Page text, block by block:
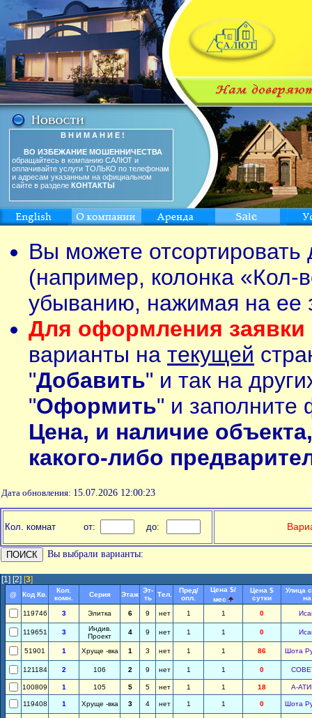
В Н И М А Н И Е !
ВО ИЗБЕЖАНИЕ МОШЕННИЧЕСТВА
обращайтесь в компанию САЛЮТ и
оплачивайте услуги ТОЛЬКО по телефонам
и адресам указанным на официальном
сайте в разделе КОНТАКТЫ
Вы можете
(например, колонка «Кол-
убыванию, нажимая на ее
Для оформления заявки
варианты на текущей
"Добавить" и так на
"Оформить" и заполните
Цена, и наличие
какого-либо
Дата обновления: 15.07.2026 12:00:23
Кол. комнат от: до:
Вы выбрали варианты:
[1] [2] [3]
@ Код Кв.
Кол.
комн.
Серия Этаж
Эт-
ть
Тел.
Пред/
опл.
Цена $/
мес
Цена $
сутки
Улица
119746
3 Элитка 6 9 нет 1 1 0
119651 3
Индив.
Проект
4 9 нет 1 1 0
51901 1 Хруще -вка 1 3 нет 1 1 86 Шота
121184 2 106 2 9 нет 1 1 0
100809 1 105 5 5 нет 1 1 18 А-
119408 1 Хруще -вка 3 4 нет 1 1 0 Шота